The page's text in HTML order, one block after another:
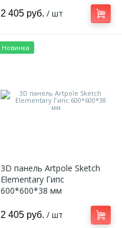
2 405 руб. / шт
Новинка
3D панель Artpole Sketch
Elementary Гипс
600*600*38 мм
2 405 руб. / шт
1